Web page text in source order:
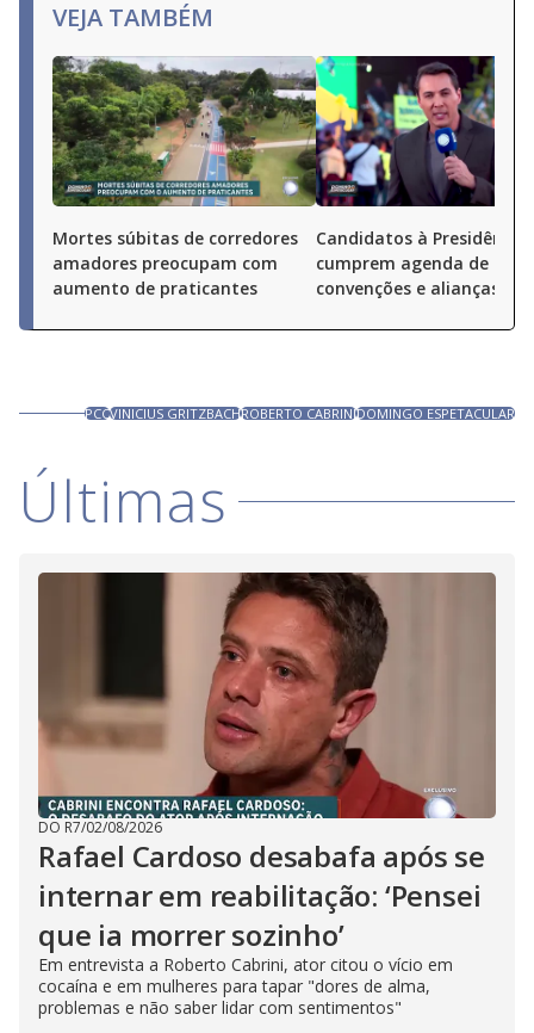
VEJA TAMBÉM
Mortes súbitas de corredores
amadores preocupam com
aumento de praticantes
Candidatos à Presidência
cumprem agenda de
convenções e alianças
PCCVINICIUS GRITZBACHROBERTO CABRINIDOMINGO ESPETACULAR
Últimas
DO R7/02/08/2026
Rafael Cardoso desabafa após se
internar em reabilitação: ‘Pensei
que ia morrer sozinho’
Em entrevista a Roberto Cabrini, ator citou o vício em
cocaína e em mulheres para tapar "dores de alma,
problemas e não saber lidar com sentimentos"